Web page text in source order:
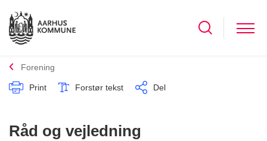
Forening
Print Forstør tekst Del
Råd og vejledning